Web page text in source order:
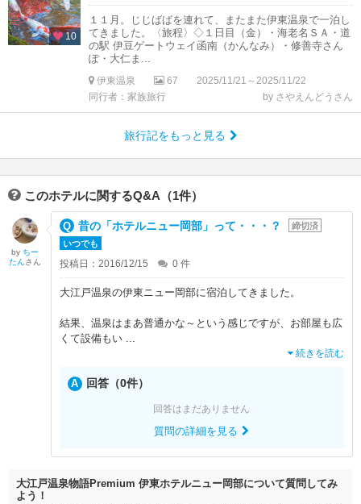
10
１１月。じじばばを連れて、またまた伊東温泉で一泊し
てきました。〈旅程〉◇１日目（金）・海老名ＳＡ・道
の駅 伊豆ゲートウェイ函南（かんなみ）・修善寺さん
ぽ・大仁ま...
伊東温泉 67
2025/11/21～2025/11/22
同行者：家族旅行
by さやえんどうさん
旅行記をもっと見る
このホテルに関するQ&A（1件）
昔の「ホテルニュー岡部」って・・・？
締切済
いつでも
投稿日：2016/12/15 0件
大江戸温泉の伊東ニュー岡部に宿泊してきました。
結果、温泉はまあ普通かな～という感じですが、お部屋も広
くて設備もい
続きを読む
回答（0件）
回答はまだありません
質問の詳細を見る
by ちー
たんさん
大江戸温泉物語Premium 伊東ホテルニュー岡部について質問してみ
よう！